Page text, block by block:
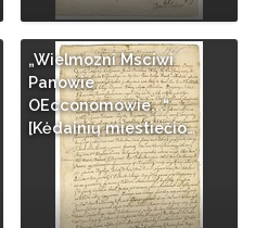
„Wielmozni Msciwi
Panowie
OEcconomowie...“
[Kėdainių miestiečio…